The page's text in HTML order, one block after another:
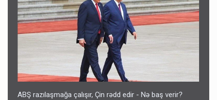
ABŞ razılaşmağa çalışır, Çin rədd edir - Nə baş verir?